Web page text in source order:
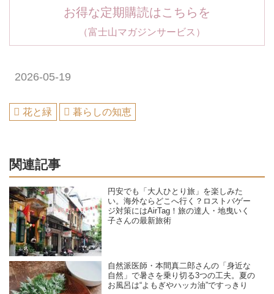
お得な定期購読はこちらを
（富士山マガジンサービス）
2026-05-19
花と緑 暮らしの知恵
関連記事
円安でも「大人ひとり旅」を楽しみた
い。海外ならどこへ行く？ロストバゲー
ジ対策にはAirTag！旅の達人・地曳いく
子さんの最新旅術
自然派医師・本間真二郎さんの「身近な
自然」で暑さを乗り切る3つの工夫。夏の
お風呂は“よもぎやハッカ油”ですっきり